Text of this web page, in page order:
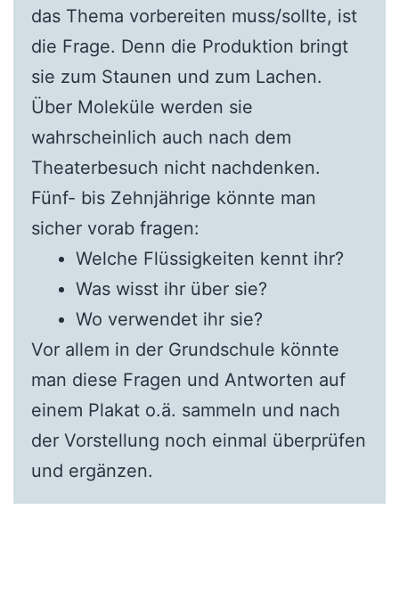
das Thema vorbereiten muss/sollte, ist
die Frage. Denn die Produktion bringt
sie zum Staunen und zum Lachen.
Über Moleküle werden sie
wahrscheinlich auch nach dem
Theaterbesuch nicht nachdenken.
Fünf- bis Zehnjährige könnte man
sicher vorab fragen:
Welche Flüssigkeiten kennt ihr?
Was wisst ihr über sie?
Wo verwendet ihr sie?
Vor allem in der Grundschule könnte
man diese Fragen und Antworten auf
einem Plakat o.ä. sammeln und nach
der Vorstellung noch einmal überprüfen
und ergänzen.